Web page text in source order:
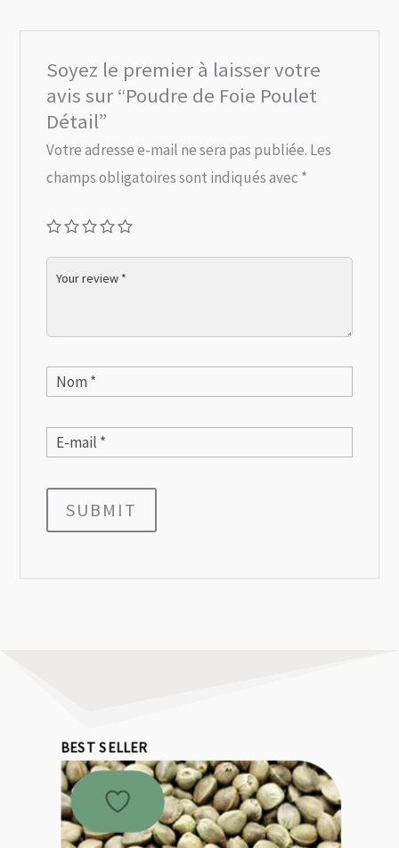
Soyez le premier à laisser votre
avis sur “Poudre de Foie Poulet
Détail”
Votre adresse e-mail ne sera pas publiée. Les
champs obligatoires sont indiqués avec *
SUBMIT
BEST SELLER